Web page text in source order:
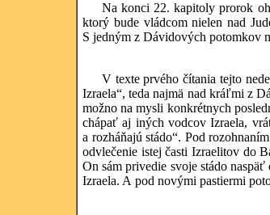
Na konci 22. kapitoly prorok
ktorý bude vládcom nielen nad
S jedným z Dávidových potomkov
V texte prvého čítania tejto
Izraela“, teda najmä nad kráľmi z
možno na mysli konkrétnych
chápať aj iných vodcov Izraela,
a rozháňajú stádo“. Pod
odvlečenie istej časti Izraelitov do
On sám privedie svoje stádo
Izraela. A pod novými pastiermi